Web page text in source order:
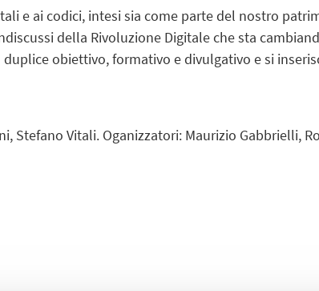
e ai codici, intesi sia come parte del nostro
della Rivoluzione Digitale che sta
obiettivo, formativo e divulgativo e si
Stefano Vitali. Oganizzatori: Maurizio Gabbrielli,